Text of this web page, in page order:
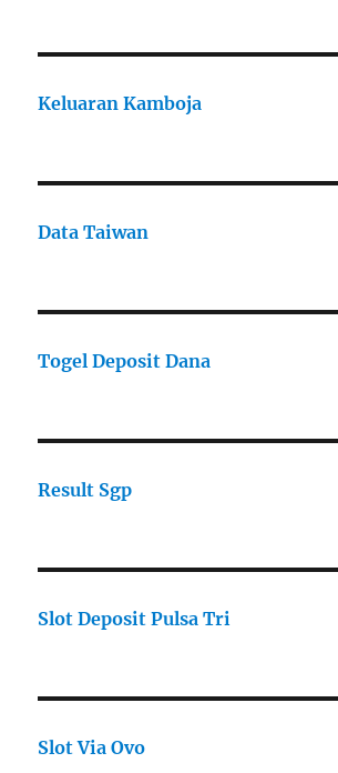
Keluaran Kamboja
Data Taiwan
Togel Deposit Dana
Result Sgp
Slot Deposit Pulsa Tri
Slot Via Ovo